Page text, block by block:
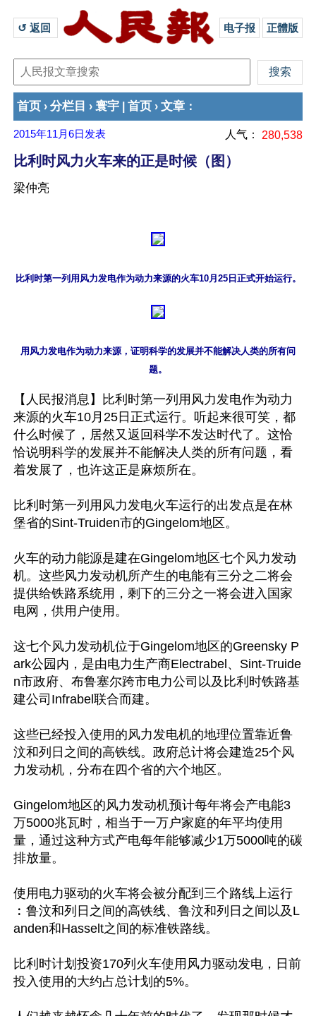
↺ 返回 电子报 正體版
首页 › 分栏目 › 寰宇 首页 › 文章 ：
2015年11月6日 发表 人气： 280,538
比利时风力火车来的正是时候（图）
梁仲亮
用风力发电作为动力来源，证明科学的发展并不能解决人类的所有问
【人民报消息】比利时第一列用风力发电作为动力
来源的火车10月25日正式运行。听起来很可笑，都
什么时候了，居然又返回科学不发达时代了。这恰
恰说明科学的发展并不能解决人类的所有问题，看
着发展了，也许这正是麻烦所在。
比利时第一列用风力发电火车运行的出发点是在林
堡省的Sint-Truiden市的Gingelom地区。
火车的动力能源是建在Gingelom地区七个风力发动
机。这些风力发动机所产生的电能有三分之二将会
提供给铁路系统用，剩下的三分之一将会进入国家
电网，供用户使用。
这七个风力发动机位于Gingelom地区的Greensky P
ark公园内，是由电力生产商Electrabel、Sint-Truide
n市政府、布鲁塞尔跨市电力公司以及比利时铁路基
建公司Infrabel联合而建。
这些已经投入使用的风力发电机的地理位置靠近鲁
汶和列日之间的高铁线。政府总计将会建造25个风
力发动机，分布在四个省的六个地区。
Gingelom地区的风力发动机预计每年将会产电能3
万5000兆瓦时，相当于一万户家庭的年平均使用
量，通过这种方式产电每年能够减少1万5000吨的碳
排放量。
使用电力驱动的火车将会被分配到三个路线上运行
︰鲁汶和列日之间的高铁线、鲁汶和列日之间以及L
anden和Hasselt之间的标准铁路线。
比利时计划投资170列火车使用风力驱动发电，日前
投入使用的大约占总计划的5%。